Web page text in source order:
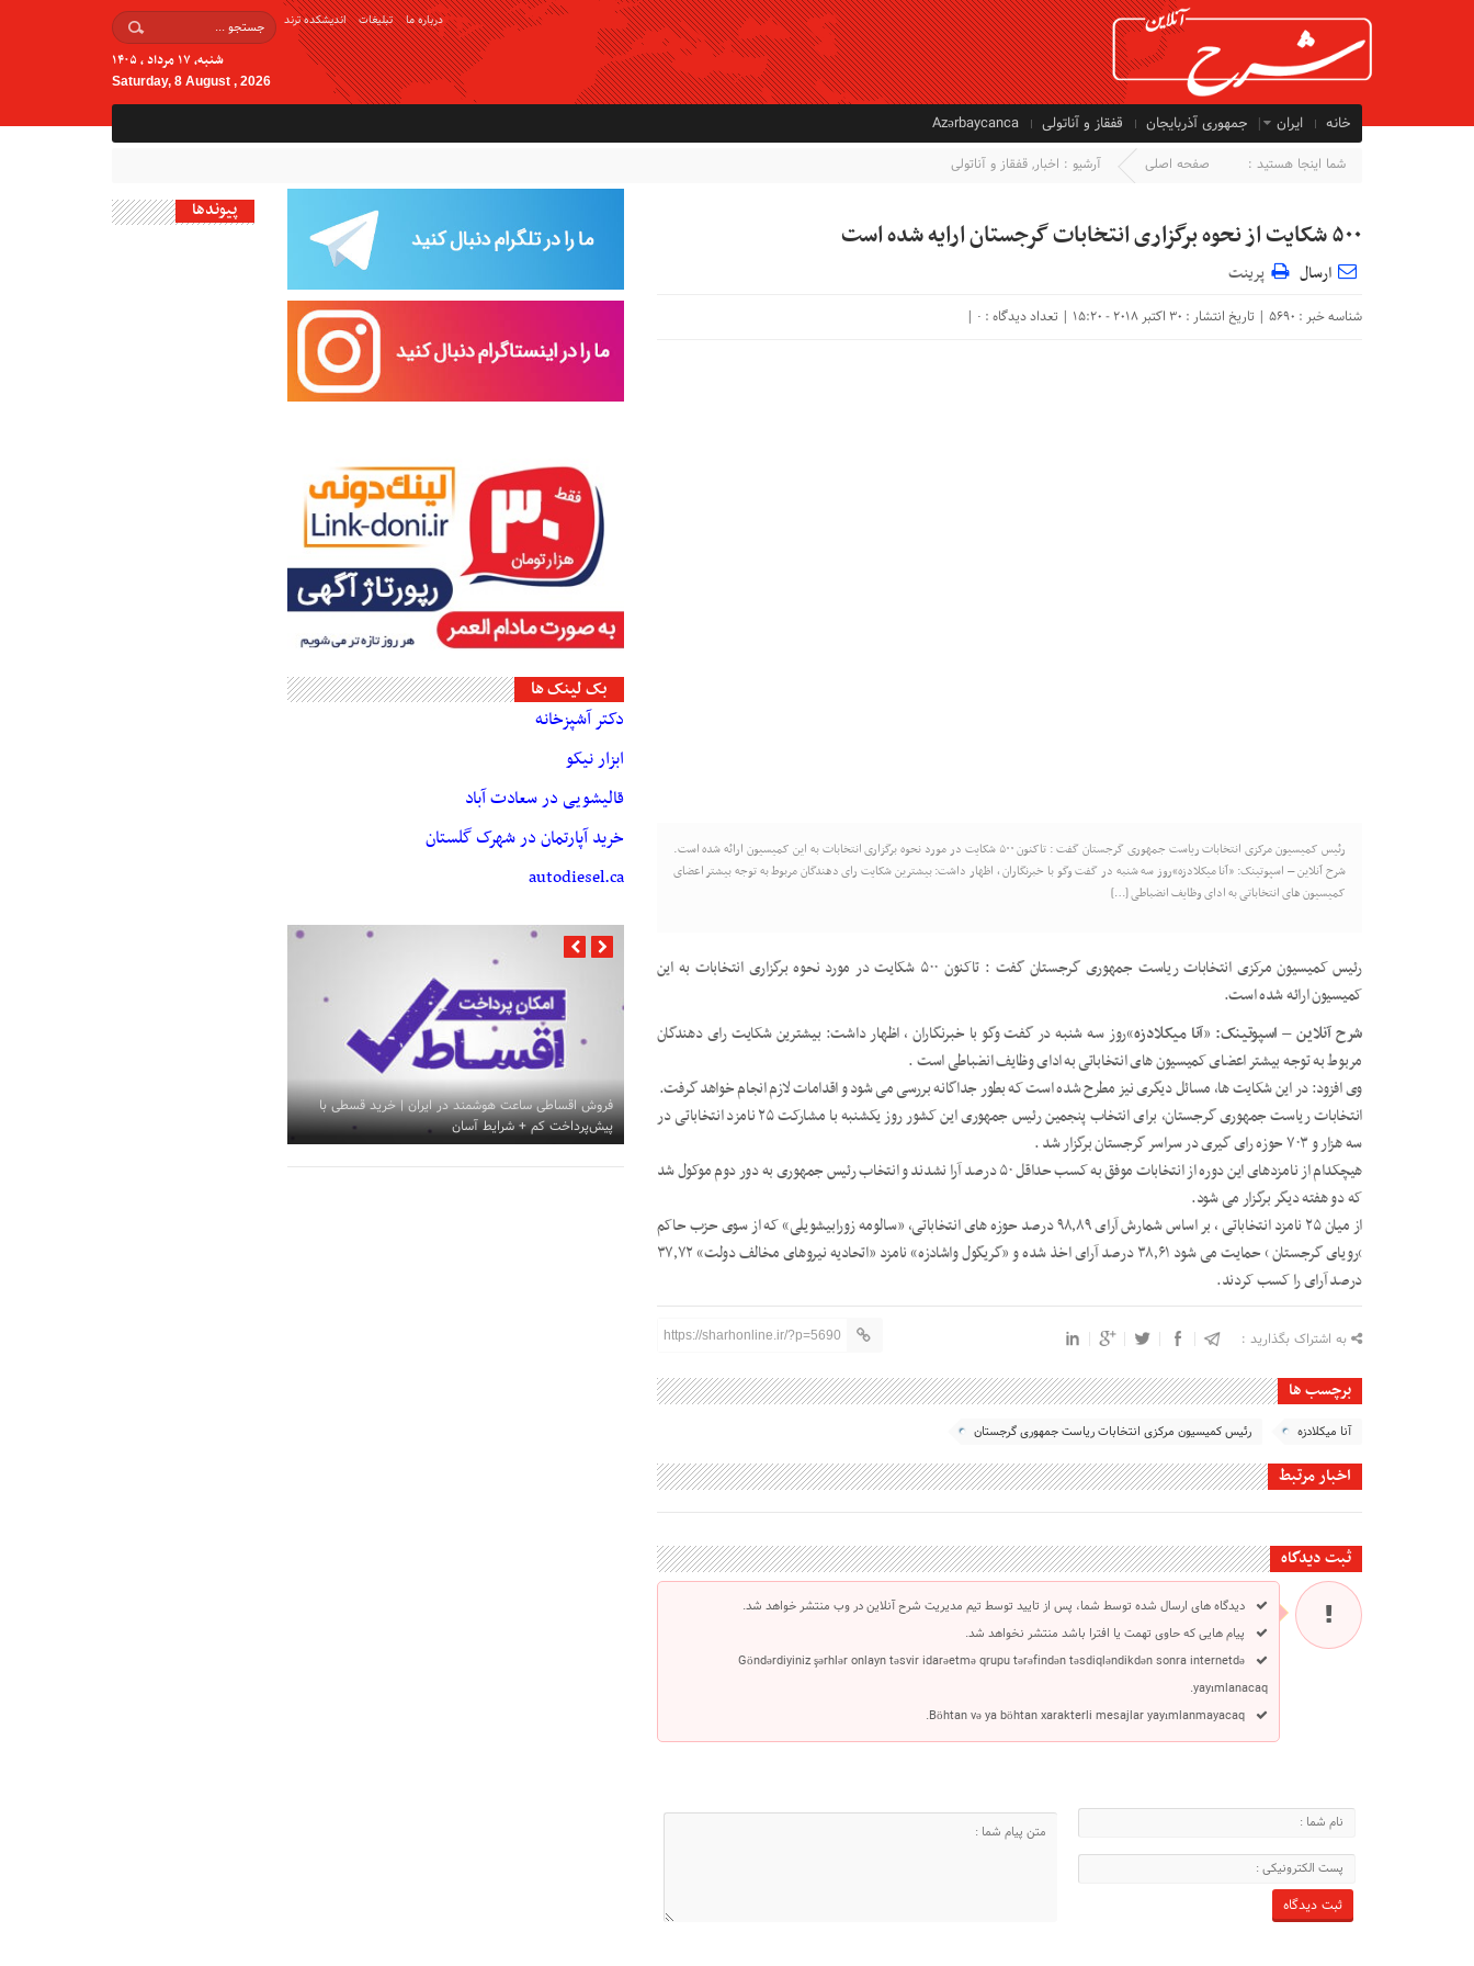
اندیشکده ترند تبلیغات درباره ما
شنبه, ۱۷ مرداد , ۱۴۰۵
Saturday, 8 August , 2026
خانه ایران جمهوری آذربایجان قفقاز و آناتولی Azərbaycanca
شما اینجا هستید : صفحه اصلی آرشیو : اخبار, قفقاز و آناتولی
۵۰۰ شکایت از نحوه برگزاری انتخابات گرجستان ارایه شده است
ارسال پرینت
شناسه خبر : 5690 | تاریخ انتشار : 30 اکتبر 2018 - 15:20 | تعداد دیدگاه : ۰ |
رئیس کمیسیون مرکزی انتخابات ریاست جمهوری گرجستان گفت : تاکنون ۵۰۰ شکایت در مورد نحوه برگزاری انتخابات به این کمیسیون ارائه شده است.
شرح آنلاین – اسپوتینک: «آنا میکلادزه»روز سه شنبه در گفت وگو با خبرنگاران ، اظهار داشت: بیشترین شکایت رای دهندگان مربوط به توجه بیشتر اعضای
کمیسیون های انتخاباتی به ادای وظایف انضباطی […]
رئیس کمیسیون مرکزی انتخابات ریاست جمهوری گرجستان گفت : تاکنون ۵۰۰ شکایت در مورد نحوه برگزاری انتخابات به این
کمیسیون ارائه شده است.
شرح آنلاین – اسپوتینک: «آنا میکلادزه»روز سه شنبه در گفت وگو با خبرنگاران ، اظهار داشت: بیشترین شکایت رای دهندگان
مربوط به توجه بیشتر اعضای کمیسیون های انتخاباتی به ادای وظایف انضباطی است .
وی افزود: در این شکایت ها، مسائل دیگری نیز مطرح شده است که بطور جداگانه بررسی می شود و اقدامات لازم انجام خواهد گرفت.
انتخابات ریاست جمهوری گرجستان، برای انتخاب پنجمین رئیس جمهوری این کشور روز یکشنبه با مشارکت ۲۵ نامزد انتخاباتی در
سه هزار و ۷۰۳ حوزه رای گیری در سراسر گرجستان برگزار شد .
هیچکدام از نامزدهای این دوره از انتخابات موفق به کسب حداقل ۵۰ درصد آرا نشدند و انتخاب رئیس جمهوری به دور دوم موکول شد
که دو هفته دیگر برگزار می شود.
از میان ۲۵ نامزد انتخاباتی ، بر اساس شمارش آرای ۹۸٫۸۹ درصد حوزه های انتخاباتی، «سالومه زورابیشویلی» که از سوی حزب حاکم
‘رویای گرجستان ‘ حمایت می شود ۳۸٫۶۱ درصد آرای اخذ شده و «گریگول واشادزه» نامزد «اتحادیه نیروهای مخالف دولت» ۳۷٫۷۲
درصد آرای را کسب کردند.
به اشتراک بگذارید : https://sharhonline.ir/?p=5690
برچسب ها
آنا میکلادزه رئیس کمیسیون مرکزی انتخابات ریاست جمهوری گرجستان
اخبار مرتبط
ثبت دیدگاه
دیدگاه های ارسال شده توسط شما، پس از تایید توسط تیم مدیریت شرح آنلاین در وب منتشر خواهد شد.
پیام هایی که حاوی تهمت یا افترا باشد منتشر نخواهد شد.
Göndərdiyiniz şərhlər onlayn təsvir idarəetmə qrupu tərəfindən təsdiqləndikdən sonra internetdə
yayımlanacaq.
Böhtan və ya böhtan xarakterli mesajlar yayımlanmayacaq.
بک لینک ها
دکتر آشپزخانه
ابزار نیکو
قالیشویی در سعادت آباد
خرید آپارتمان در شهرک گلستان
autodiesel.ca
فروش اقساطی ساعت هوشمند در ایران | خرید قسطی با
پیش‌پرداخت کم + شرایط آسان
پیوندها